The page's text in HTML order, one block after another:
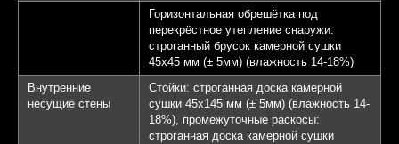
Горизонтальная обрешётка под
перекрёстное утепление снаружи:
строганный брусок камерной сушки
45х45 мм (± 5мм) (влажность 14-18%)
Внутренние
несущие стены
Стойки: строганная доска камерной
сушки 45х145 мм (± 5мм) (влажность 14-
18%), промежуточные раскосы:
строганная доска камерной сушки